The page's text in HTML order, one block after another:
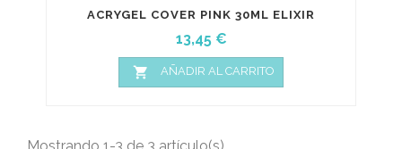
ACRYGEL COVER PINK 30ML ELIXIR
Precio
13,45 €
 AÑADIR AL CARRITO